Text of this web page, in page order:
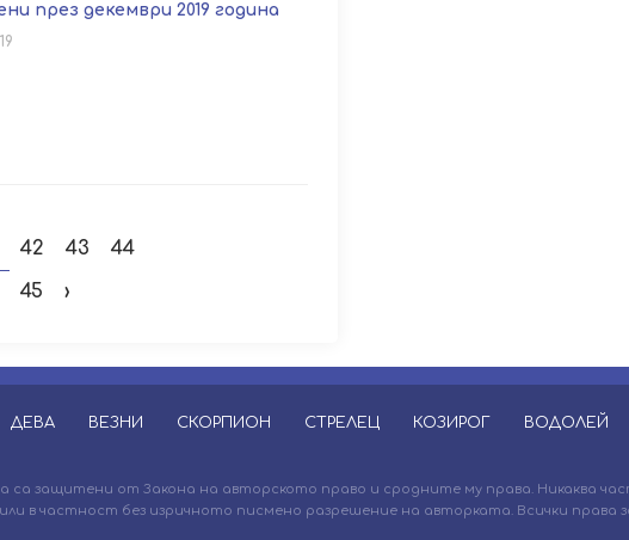
през декември 2019 година
42 43
44
45
›
ДЕВА ВЕЗНИ СКОРПИОН СТРЕЛЕЦ КОЗИРОГ ВОДОЛЕЙ
са защитени от Закона на авторското право и сродните му права. Никаква
в частност без изричното писмено разрешение на авторката. Всички права